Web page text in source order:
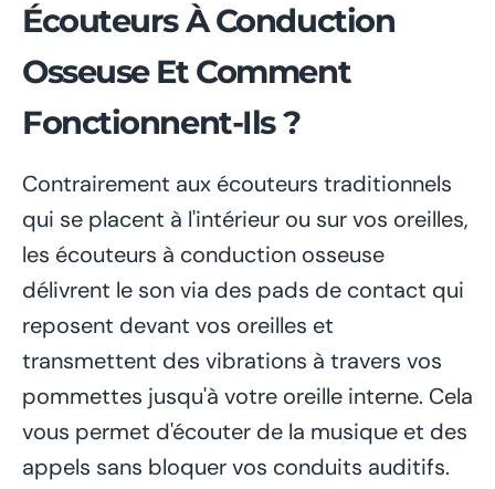
Écouteurs À Conduction
Osseuse Et Comment
Fonctionnent-Ils ?
Contrairement aux écouteurs traditionnels
qui se placent à l'intérieur ou sur vos oreilles,
les écouteurs à conduction osseuse
délivrent le son via des pads de contact qui
reposent devant vos oreilles et
transmettent des vibrations à travers vos
pommettes jusqu'à votre oreille interne. Cela
vous permet d'écouter de la musique et des
appels sans bloquer vos conduits auditifs.